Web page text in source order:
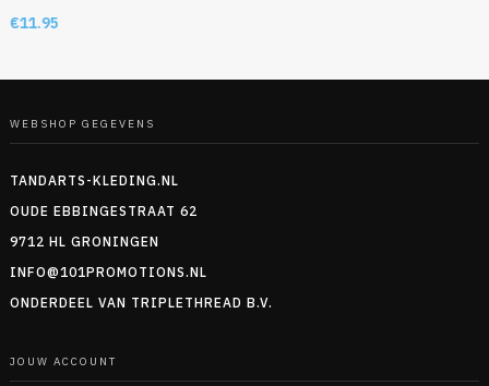
€11.95
WEBSHOP GEGEVENS
TANDARTS-KLEDING.NL
OUDE EBBINGESTRAAT 62
9712 HL GRONINGEN
INFO@101PROMOTIONS.NL
ONDERDEEL VAN TRIPLETHREAD B.V.
JOUW ACCOUNT